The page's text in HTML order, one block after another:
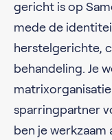
gericht is op
mede de
herstelgerichte,
behandeling. Je
sparringpartner
ben je werkzaam